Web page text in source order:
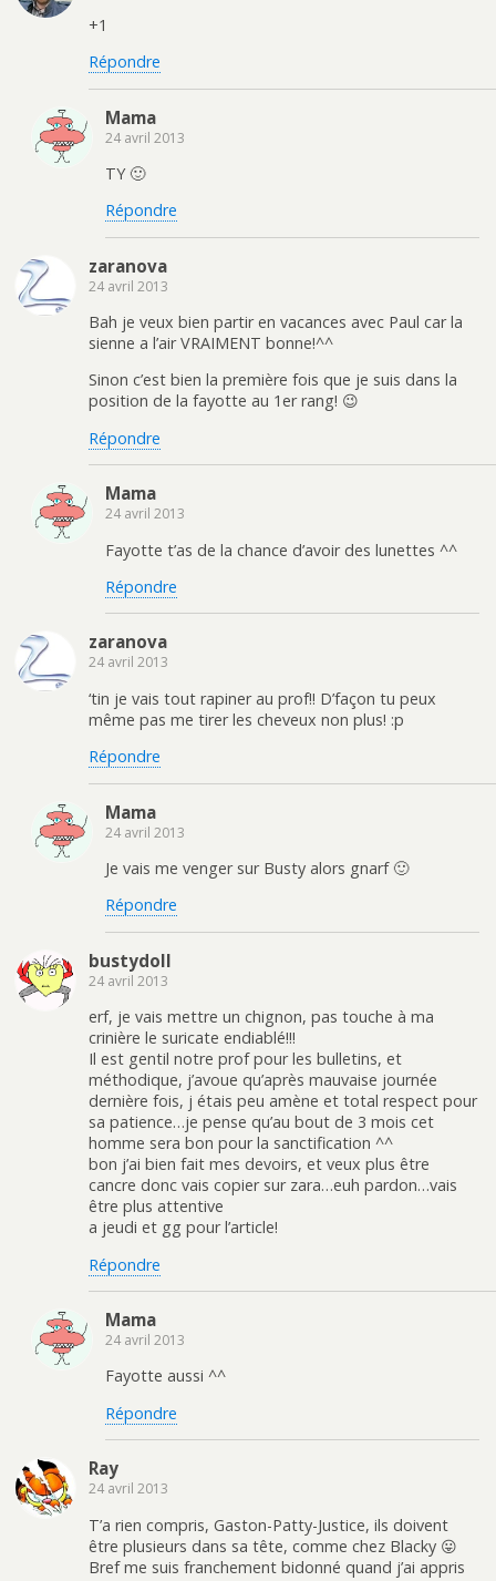
+1
Répondre
Mama
24 avril 2013
TY 🙂
Répondre
zaranova
24 avril 2013
Bah je veux bien partir en vacances avec Paul car la
sienne a l’air VRAIMENT bonne!^^
Sinon c’est bien la première fois que je suis dans la
position de la fayotte au 1er rang! 😉
Répondre
Mama
24 avril 2013
Fayotte t’as de la chance d’avoir des lunettes ^^
Répondre
zaranova
24 avril 2013
‘tin je vais tout rapiner au prof!! D’façon tu peux
même pas me tirer les cheveux non plus! :p
Répondre
Mama
24 avril 2013
Je vais me venger sur Busty alors gnarf 🙂
Répondre
bustydoll
24 avril 2013
erf, je vais mettre un chignon, pas touche à ma
crinière le suricate endiablé!!!
Il est gentil notre prof pour les bulletins, et
méthodique, j’avoue qu’après mauvaise journée
dernière fois, j étais peu amène et total respect pour
sa patience…je pense qu’au bout de 3 mois cet
homme sera bon pour la sanctification ^^
bon j’ai bien fait mes devoirs, et veux plus être
cancre donc vais copier sur zara…euh pardon…vais
être plus attentive
a jeudi et gg pour l’article!
Répondre
Mama
24 avril 2013
Fayotte aussi ^^
Répondre
Ray
24 avril 2013
T’a rien compris, Gaston-Patty-Justice, ils doivent
être plusieurs dans sa tête, comme chez Blacky 😛
Bref me suis franchement bidonné quand j’ai appris